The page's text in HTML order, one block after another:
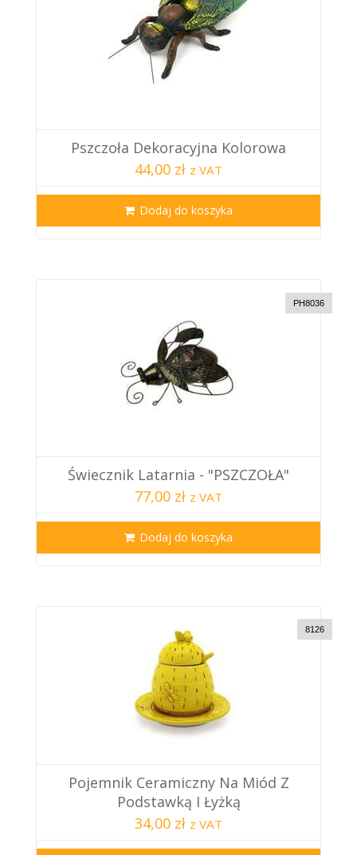
Pszczoła Dekoracyjna Kolorowa
44,00 zł z VAT
Dodaj do koszyka
PH8036
Świecznik Latarnia - "PSZCZOŁA"
77,00 zł z VAT
Dodaj do koszyka
8126
Pojemnik Ceramiczny Na Miód Z
Podstawką I Łyżką
34,00 zł z VAT